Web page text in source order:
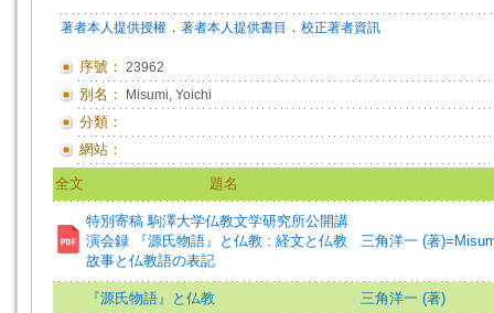
著者本人提供授權 ． 著者本人提供書目 ． 校正著者資訊
序號： 23962
別名： Misumi, Yoichi
分類：
網站：
全文 題名
特別寄稿 駒澤大学仏教文学研究所公開講
演会録 『源氏物語』と仏教 : 経文と仏教
故事と仏教語の表記
三角洋一 (著
『源氏物語』と仏教 三角洋一 (著)